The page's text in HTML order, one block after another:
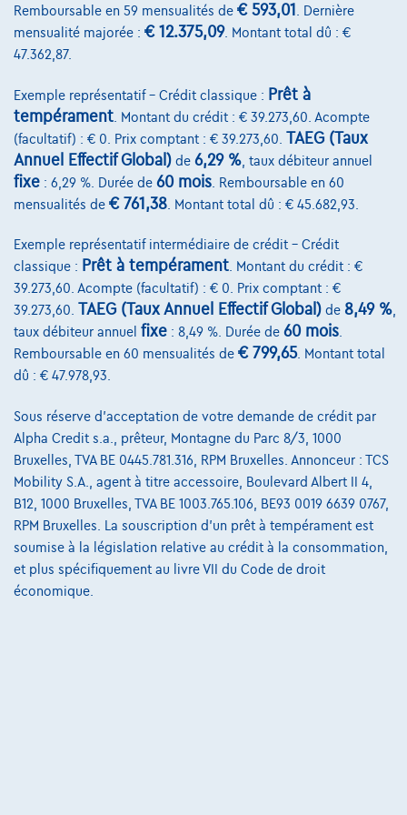
Remboursable en 59 mensualités de € 593,01
. Dernière
mensualité majorée : € 12.375,09. Montant total dû : €
47.362,87.
Exemple représentatif – Crédit classique : Prêt à
tempérament . Montant du crédit : € 39.273,60. Acompte
(facultatif) : € 0. Prix comptant : € 39.273,60. TAEG (Taux
Annuel Effectif Global) de 6,29 % , taux débiteur annuel
fixe : 6,29 %. Durée de 60 mois . Remboursable en 60
mensualités de € 761,38 . Montant total dû : € 45.682,93.
Exemple représentatif intermédiaire de crédit – Crédit
classique : Prêt à tempérament. Montant du crédit : €
39.273,60. Acompte (facultatif) : € 0. Prix comptant : €
39.273,60.
TAEG (Taux Annuel Effectif Global) de 8,49 %,
taux débiteur annuel fixe : 8,49 %. Durée de 60 mois.
Remboursable en 60 mensualités de € 799,65. Montant total
dû : € 47.978,93.
Sous réserve d'acceptation de votre demande de crédit par
Alpha Credit s.a., prêteur, Montagne du Parc 8/3, 1000
Bruxelles, TVA BE 0445.781.316, RPM Bruxelles. Annonceur : TCS
Mobility S.A., agent à titre accessoire, Boulevard Albert II 4,
B12, 1000 Bruxelles, TVA BE 1003.765.106, BE93 0019 6639 0767,
RPM Bruxelles. La souscription d'un prêt à tempérament est
soumise à la législation relative au crédit à la consommation,
et plus spécifiquement au livre VII du Code de droit
économique.
1000 Bruxelles
Services & Solutions
Assistance dépannage
Financement
Leasing
Sur Nous
Devenez client
Qui nous sommes
Charte de qualité
Nos dealers
Nos partenaires
Notre équipe
Contact